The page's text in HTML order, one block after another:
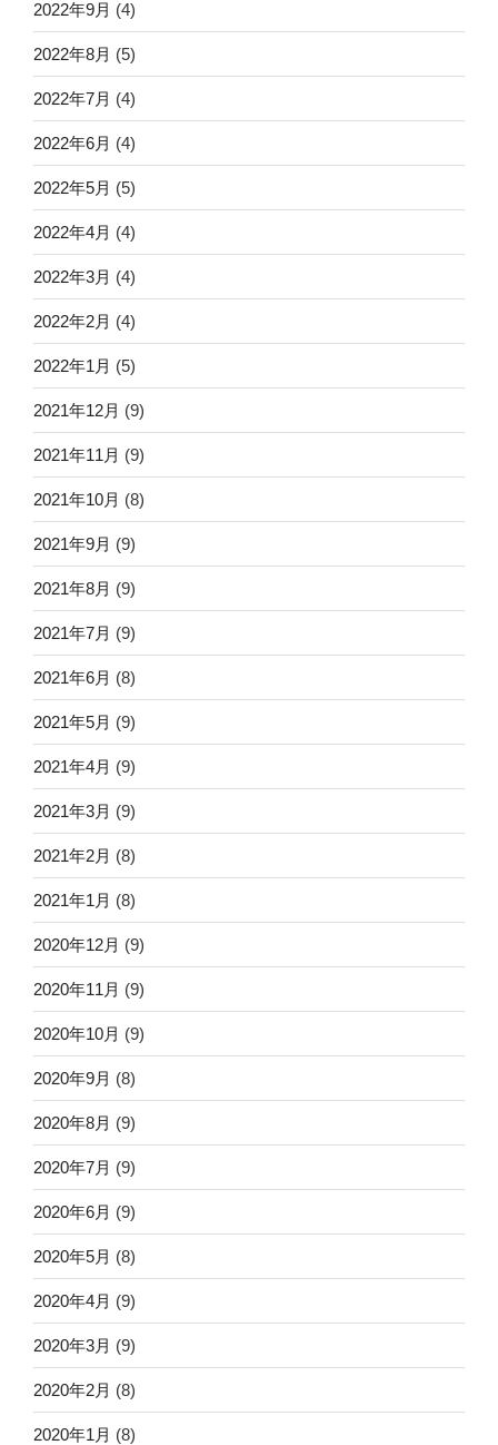
2022年9月 (4)
2022年8月 (5)
2022年7月 (4)
2022年6月 (4)
2022年5月 (5)
2022年4月 (4)
2022年3月 (4)
2022年2月 (4)
2022年1月 (5)
2021年12月 (9)
2021年11月 (9)
2021年10月 (8)
2021年9月 (9)
2021年8月 (9)
2021年7月 (9)
2021年6月 (8)
2021年5月 (9)
2021年4月 (9)
2021年3月 (9)
2021年2月 (8)
2021年1月 (8)
2020年12月 (9)
2020年11月 (9)
2020年10月 (9)
2020年9月 (8)
2020年8月 (9)
2020年7月 (9)
2020年6月 (9)
2020年5月 (8)
2020年4月 (9)
2020年3月 (9)
2020年2月 (8)
2020年1月 (8)